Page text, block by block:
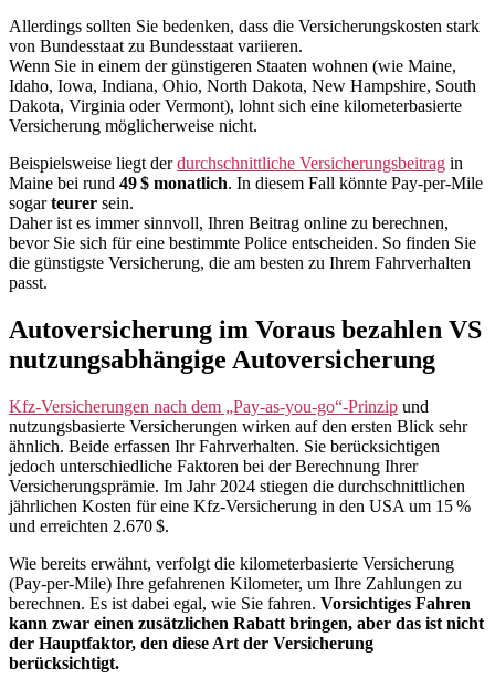
Allerdings sollten Sie bedenken, dass die Versicherungskosten stark
von Bundesstaat zu Bundesstaat variieren.
Wenn Sie in einem der günstigeren Staaten wohnen (wie Maine,
Idaho, Iowa, Indiana, Ohio, North Dakota, New Hampshire, South
Dakota, Virginia oder Vermont), lohnt sich eine kilometerbasierte
Versicherung möglicherweise nicht.
Beispielsweise liegt derdurchschnittliche Versicherungsbeitrag in
Maine bei rund 49 $ monatlich. In diesem Fall könnte Pay-per-Mile
sogarteurer sein.
Daher ist es immer sinnvoll, Ihren Beitrag online zu berechnen,
bevor Sie sich für eine bestimmte Police entscheiden. So finden Sie
die günstigste Versicherung, die am besten zu Ihrem Fahrverhalten
passt.
Autoversicherung im Voraus bezahlen VS
nutzungsabhängige Autoversicherung
Kfz-Versicherungen nach dem „Pay-as-you-go“-Prinzip und
nutzungsbasierte Versicherungen wirken auf den ersten Blick sehr
ähnlich. Beide erfassen Ihr Fahrverhalten. Sie berücksichtigen
jedoch unterschiedliche Faktoren bei der Berechnung Ihrer
Versicherungsprämie. Im Jahr 2024 stiegen die durchschnittlichen
jährlichen Kosten für eine Kfz-Versicherung in den USA um 15 %
und erreichten 2.670 $.
Wie bereits erwähnt, verfolgt die kilometerbasierte Versicherung
(Pay-per-Mile) Ihre gefahrenen Kilometer, um Ihre Zahlungen zu
berechnen. Es ist dabei egal, wie Sie fahren. Vorsichtiges Fahren
kann zwar einen zusätzlichen Rabatt bringen, aber das ist nicht
der Hauptfaktor, den diese Art der Versicherung
berücksichtigt.